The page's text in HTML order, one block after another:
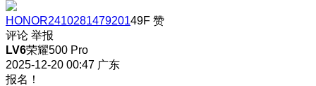
HONOR241028147920149F 赞
评论 举报
LV6荣耀500 Pro
2025-12-20 00:47 广东
报名！